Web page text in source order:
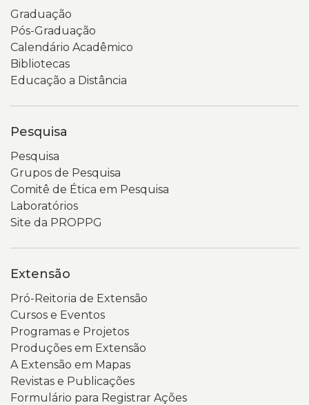
Graduação
Pós-Graduação
Calendário Acadêmico
Bibliotecas
Educação a Distância
Pesquisa
Pesquisa
Grupos de Pesquisa
Comitê de Ética em Pesquisa
Laboratórios
Site da PROPPG
Extensão
Pró-Reitoria de Extensão
Cursos e Eventos
Programas e Projetos
Produções em Extensão
A Extensão em Mapas
Revistas e Publicações
Formulário para Registrar Ações